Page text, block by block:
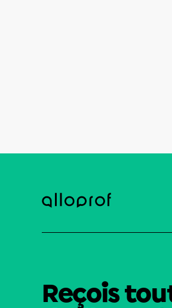
Reçois